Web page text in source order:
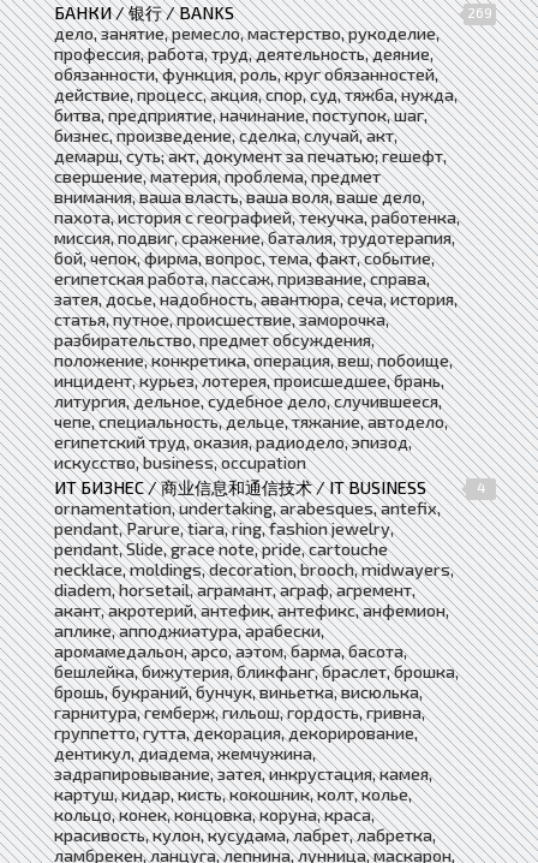
БАНКИ / 银行 / BANKS 269
дело, занятие, ремесло, мастерство, рукоделие,
профессия, работа, труд, деятельность, деяние,
обязанности, функция, роль, круг обязанностей,
действие, процесс, акция, спор, суд, тяжба, нужда,
битва, предприятие, начинание, поступок, шаг,
бизнес, произведение, сделка, случай, акт,
демарш, суть; акт, документ за печатью; гешефт,
свершение, материя, проблема, предмет
внимания, ваша власть, ваша воля, ваше дело,
пахота, история с географией, текучка, работенка,
миссия, подвиг, сражение, баталия, трудотерапия,
бой, чепок, фирма, вопрос, тема, факт, событие,
египетская работа, пассаж, призвание, справа,
затея, досье, надобность, авантюра, сеча, история,
статья, путное, происшествие, заморочка,
разбирательство, предмет обсуждения,
положение, конкретика, операция, веш, побоище,
инцидент, курьез, лотерея, происшедшее, брань,
литургия, дельное, судебное дело, случившееся,
чепе, специальность, дельце, тяжание, автодело,
египетский труд, оказия, радиодело, эпизод,
искусство, business, occupation
ИТ БИЗНЕС / 商业信息和通信技术 / IT BUSINESS
4
ornamentation, undertaking, arabesques, antefix,
pendant, Parure, tiara, ring, fashion jewelry,
pendant, Slide, grace note, pride, cartouche
necklace, moldings, decoration, brooch, midwayers,
diadem, horsetail, аграмант, аграф, агремент,
акант, акротерий, антефик, антефикс, анфемион,
аплике, апподжиатура, арабески,
аромамедальон, арсо, аэтом, барма, басота,
бешлейка, бижутерия, бликфанг, браслет, брошка,
брошь, букраний, бунчук, виньетка, висюлька,
гарнитура, гемберж, гильош, гордость, гривна,
группетто, гутта, декорация, декорирование,
дентикул, диадема, жемчужина,
задрапировывание, затея, инкрустация, камея,
картуш, кидар, кисть, кокошник, колт, колье,
кольцо, конек, концовка, коруна, краса,
красивость, кулон, кусудама, лабрет, лабретка,
ламбрекен, ланцуга, лепнина, лунница, маскарон,